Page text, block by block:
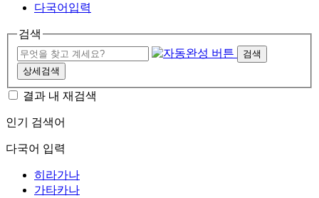
다국어입력
검색
검색
상세검색
결과 내 재검색
인기 검색어
다국어 입력
히라가나
가타카나